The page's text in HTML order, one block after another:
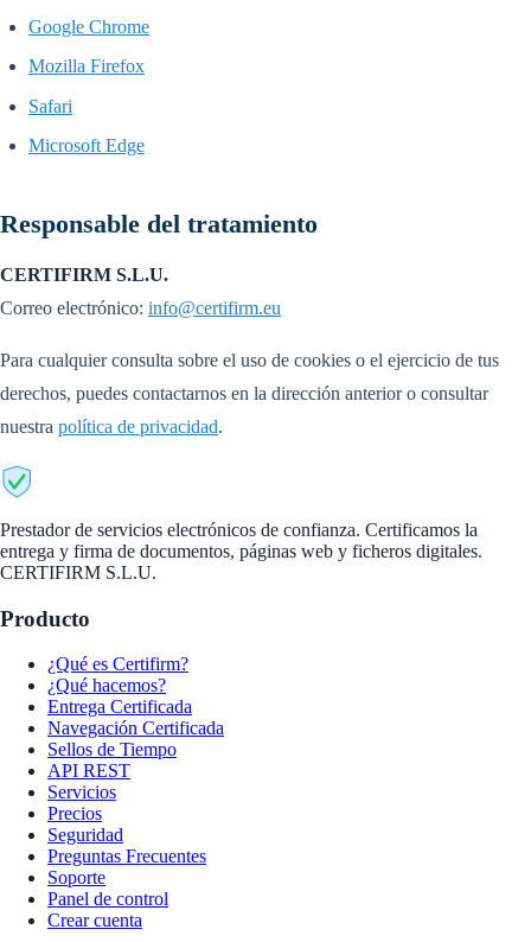
Google Chrome
Mozilla Firefox
Safari
Microsoft Edge
Responsable del tratamiento
CERTIFIRM S.L.U.
Correo electrónico: info@certifirm.eu
Para cualquier consulta sobre el uso de cookies o el ejercicio de tus
derechos, puedes contactarnos en la dirección anterior o consultar
nuestra política de privacidad.
Prestador de servicios electrónicos de confianza. Certificamos la
entrega y firma de documentos, páginas web y ficheros digitales.
CERTIFIRM S.L.U.
Producto
¿Qué es Certifirm?
¿Qué hacemos?
Entrega Certificada
Navegación Certificada
Sellos de Tiempo
API REST
Servicios
Precios
Seguridad
Preguntas Frecuentes
Soporte
Panel de control
Crear cuenta